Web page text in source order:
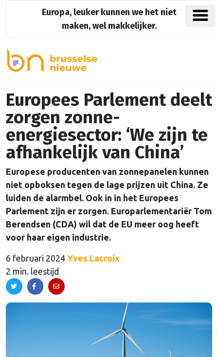
Europa, leuker kunnen we het niet
maken, wel makkelijker.
Europees Parlement deelt
zorgen zonne-
energiesector: ‘We zijn te
afhankelijk van China’
Europese producenten van zonnepanelen kunnen
niet opboksen tegen de lage prijzen uit China. Ze
luiden de alarmbel. Ook in in het Europees
Parlement zijn er zorgen. Europarlementariër Tom
Berendsen (CDA) wil dat de EU meer oog heeft
voor haar eigen industrie.
6 februari 2024 Yves Lacroix
2 min. leestijd